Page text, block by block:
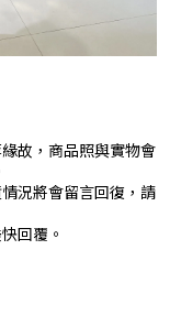
故，商品照與實物會
況將會留言回復，請
回覆。